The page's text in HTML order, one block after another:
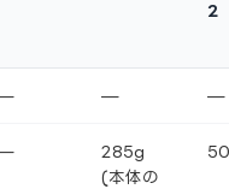
2
— —
285g
(本体の